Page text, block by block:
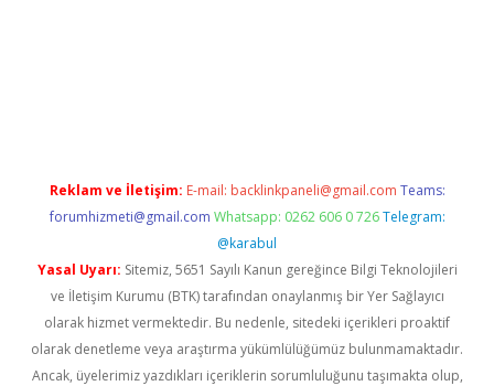
Reklam ve İletişim: E-mail: backlinkpaneli@gmail.com Teams:
forumhizmeti@gmail.com Whatsapp: 0262 606 0 726 Telegram:
@karabul
Yasal Uyarı: Sitemiz, 5651 Sayılı Kanun gereğince Bilgi Teknolojileri
ve İletişim Kurumu (BTK) tarafından onaylanmış bir Yer Sağlayıcı
olarak hizmet vermektedir. Bu nedenle, sitedeki içerikleri proaktif
olarak denetleme veya araştırma yükümlülüğümüz bulunmamaktadır.
Ancak, üyelerimiz yazdıkları içeriklerin sorumluluğunu taşımakta olup,